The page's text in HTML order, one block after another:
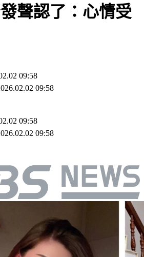
聲認了：心情受
09:58
09:58
09:58
09:58